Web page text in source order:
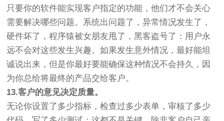
只要你的软件能实现客户指定的功能，他们才不会关心
需要解决哪些问题。系统出问题了，异常情况发生了，
硬件坏了，程序猿被女朋友甩了，黑客盗号了：用户永
远不会对这些发生兴趣。如果发生意外情况，最好能坦
诚说出来，但是你最好要能确保这种情况不会持久，因
为你总给将最终的产品交给客户。
13.客户的意见决定质量。
无论你设置了多少指标，检查过多少表单，审核了多少